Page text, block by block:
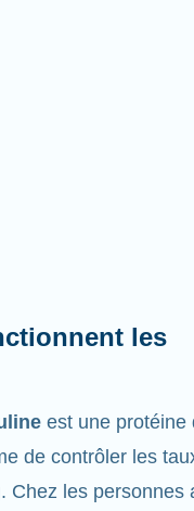
les
est une protéine
de contrôler les
Chez les personnes